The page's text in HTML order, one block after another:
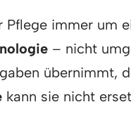
Pflege immer um
– nicht
übernimmt,
kann sie nicht